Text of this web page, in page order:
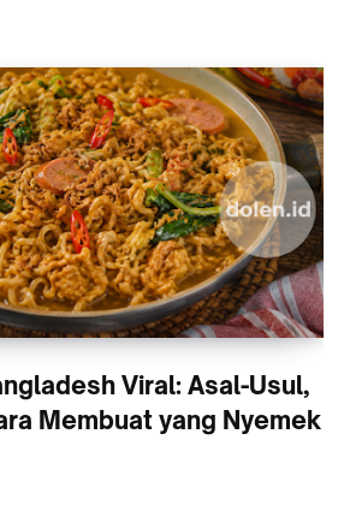
Viral: Asal-Usul,
Membuat yang Nyemek